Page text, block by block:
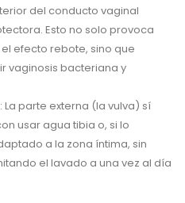
del conducto vaginal
Esto no solo provoca
efecto rebote, sino que
vaginosis bacteriana y
: La parte externa (la vulva) sí
usar agua tibia o, si lo
a la zona íntima, sin
el lavado a una vez al día